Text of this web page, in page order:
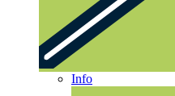
Info